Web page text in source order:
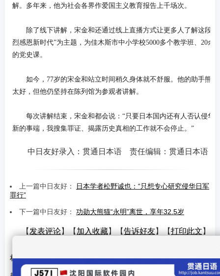
解。多年来，他为社会各界作爱国主义教育报告上千场次。
除了线下讲解，宋金和还通过线上直播方式让更多人了解这段历
烈感恩新时代”为主题，为佳木斯市中小学校5000多个教学班、20余
的党史课。
如今，77岁的宋金和站立时间稍久身体就不舒服。他的助手熊津
太好，但他仍坚持在陈列馆为参观者讲解。
每次讲解结束，宋金和都会说：“只要日本国内还有人否认侵华
新的事端，我搜集罪证、揭露历史真相的工作就不会停止。”
中日友好录入：贯通日本语 责任编辑：贯通日本语
上一篇中日友好：
日本学者松野诚也：“只想专心研究侵华日军
罪行”
下一篇中日友好： 功勋大熊猫“永明”离世，享年32.5岁
【发表评论】【加入收藏】【告诉好友】【打印此文】
相关文章